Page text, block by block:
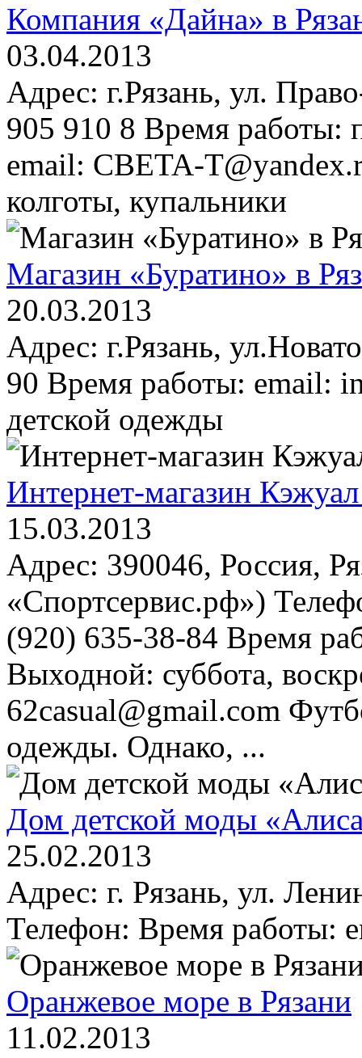
Компания «Дайна» в
03.04.2013
Адрес: г.Рязань, ул.
905 910 8 Время работы:
email: CBETA-
колготы, купальники
Магазин «Буратино» в
20.03.2013
Адрес: г.Рязань,
90 Время работы: email:
детской одежды
Интернет-магазин
15.03.2013
Адрес: 390046, Россия,
«Спортсервис.рф»)
(920) 635-38-84 Время
Выходной: суббота,
62casual@gmail.com
одежды. Однако, ...
Дом детской моды
25.02.2013
Адрес: г. Рязань, ул.
Телефон: Время работы:
Оранжевое море в Рязани
11.02.2013